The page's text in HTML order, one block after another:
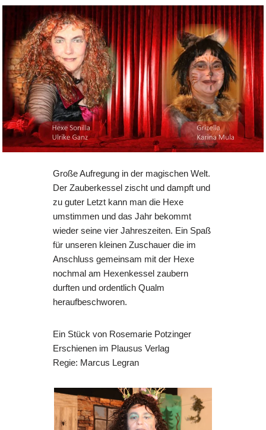
Große Aufregung in der magischen Welt.
Der Zauberkessel zischt und dampft und
zu guter Letzt kann man die Hexe
umstimmen und das Jahr bekommt
wieder seine vier Jahreszeiten. Ein Spaß
für unseren kleinen Zuschauer die im
Anschluss gemeinsam mit der Hexe
nochmal am Hexenkessel zaubern
durften und ordentlich Qualm
heraufbeschworen.
Ein Stück von Rosemarie Potzinger
Erschienen im Plausus Verlag
Regie: Marcus Legran